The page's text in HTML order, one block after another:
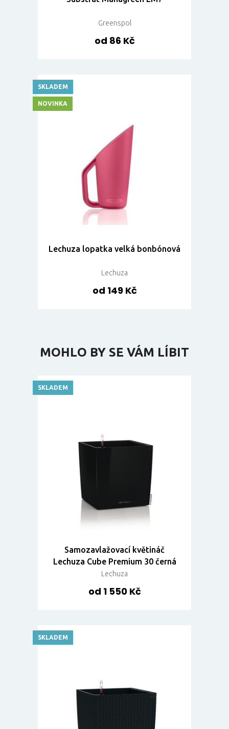
Greenspol
od 86 Kč
Lechuza lopatka velká bonbónová
Lechuza
od 149 Kč
SKLADEM
NOVINKA
MOHLO BY SE VÁM LÍBIT
Samozavlažovací květináč
Lechuza Cube Premium 30 černá
Lechuza
od 1 550 Kč
SKLADEM
SKLADEM